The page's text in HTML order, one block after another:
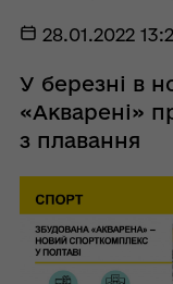
28.01.2022
У березні в
«Акварені»
з плавання